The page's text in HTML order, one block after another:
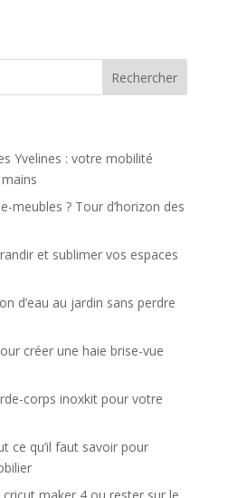
Yvelines : votre mobilité
meubles ? Tour d’horizon des
et sublimer vos espaces
d’eau au jardin sans perdre
créer une haie brise-vue
corps inoxkit pour votre
ce qu’il faut savoir pour